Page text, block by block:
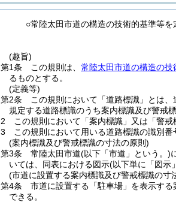
○常陸太田市道の構造の技術的基準等を
(趣旨)
第1条
この規則は、 常陸太田市道の構造の技
るものとする。
(定義等)
第2条
この規則において「道路標識」とは
規定する道路標識のうち案内標識及び警戒
2
この規則において「案内標識」又は「警
3
この規則において用いる道路標識の識別番
(案内標識及び警戒標識の寸法の原則)
第3条
常陸太田市道(以下「市道」という。)
いては、同表における図示(以下単に「図示
(市道に設置する案内標識及び警戒標識の寸
第4条
市道に設置する「駐車場」を表示す
できる。